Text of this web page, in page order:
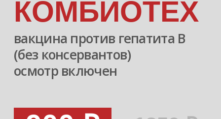
(без консервантов)
осмотр включен
1250 ₽
900 ₽